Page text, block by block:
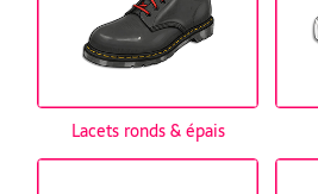
Lacets ronds & épais